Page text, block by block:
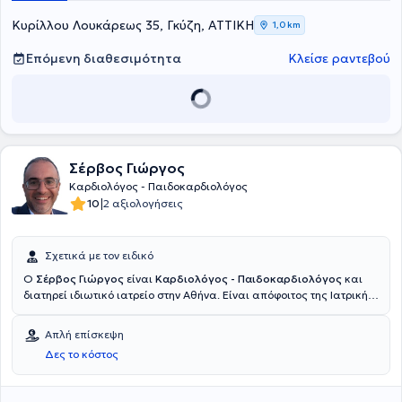
Καρδιολογίας το 2022. Σήμερα είναι συνεργάτης Καρδιολόγος του
Κυρίλλου Λουκάρεως 35, Γκύζη, ΑΤΤΙΚΗ 1,0 km
Επόμενη διαθεσιμότητα Κλείσε ραντεβού
Σέρβος Γιώργος
Καρδιολόγος - Παιδοκαρδιολόγος
10|2 αξιολογήσεις
Σχετικά με τον ειδικό
Ο Σέρβος Γιώργος είναι Καρδιολόγος - Παιδοκαρδιολόγος και
διατηρεί ιδιωτικό ιατρείο στην Αθήνα. Είναι απόφοιτος της Ιατρικής
ειδικότητά του στην Καρδιολογία στο Γενικό Νοσοκομείο Πατρών.
Από το 2013, επικεντρώθηκε αμιγώς στην εκπαίδευση και άσκηση
της Παιδοκαρδιολογίας, εντασσόμενος στο ιατρικό δυναμικό του
Γενικού Νοσοκομείου Παίδων Αθηνών Παναγιώτη και Αγλαΐας
Απλή επίσκεψη
Δες το κόστος